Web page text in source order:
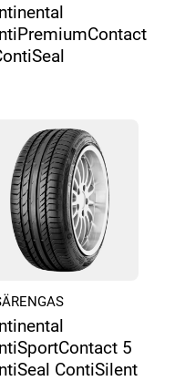
5
ContiSilent